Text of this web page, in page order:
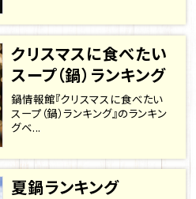
クリスマスに食べたい
スープ（鍋）ランキング
鍋情報館『クリスマスに食べたい
スープ（鍋）ランキング』のランキン
グベ...
夏鍋ランキング